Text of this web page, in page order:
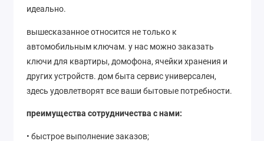
идеально.
вышесказанное относится не только к
автомобильным ключам. у нас можно заказать
ключи для квартиры, домофона, ячейки хранения и
других устройств. дом быта сервис универсален,
здесь удовлетворят все ваши бытовые потребности.
преимущества сотрудничества с нами:
• быстрое выполнение заказов;